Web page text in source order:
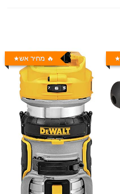
🔥 מחיר אש